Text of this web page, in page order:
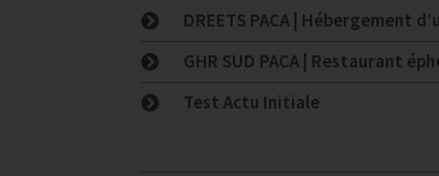
DREETS PACA | Hébergement
GHR SUD PACA | Restaurant
Test Actu Initiale